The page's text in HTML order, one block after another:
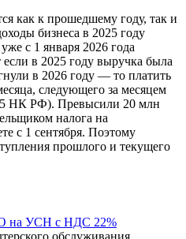
как к прошедшему году, так и
бизнеса в 2025 году
с 1 января 2026 года
в 2025 году выручка была
в 2026 году — то платить
следующего за месяцем
НК РФ). Превысили 20 млн
налога на
с 1 сентября. Поэтому
прошлого и текущего
на УСН с НДС 22%
обслуживания